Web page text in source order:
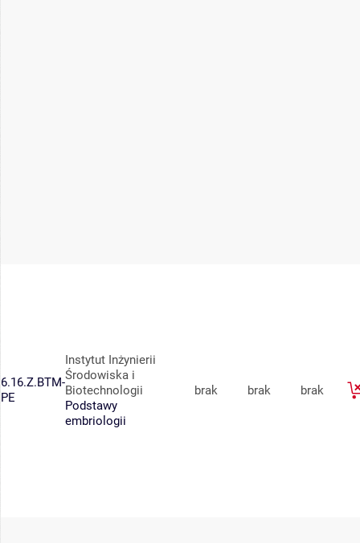
6.16.Z.BTM-
PE
Instytut Inżynierii
Środowiska i
Biotechnologii
Podstawy
embriologii
brak brak brak